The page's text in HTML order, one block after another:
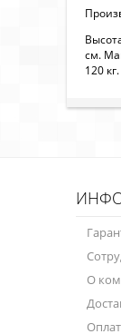
см.
120 кг.
О